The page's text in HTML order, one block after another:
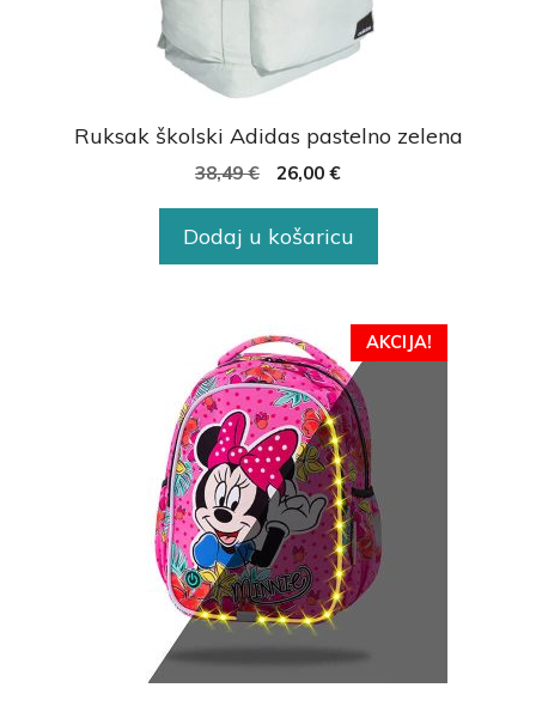
Ruksak školski Adidas pastelno zelena
38,49€ 26,00 €
Dodaj u košaricu
AKCIJA!